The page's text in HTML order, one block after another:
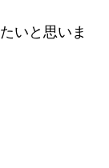
いと思いま